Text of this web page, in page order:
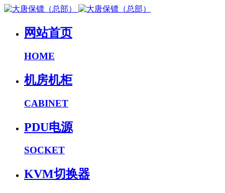
网站首页
HOME
机房机柜
CABINET
PDU电源
SOCKET
KVM切换器